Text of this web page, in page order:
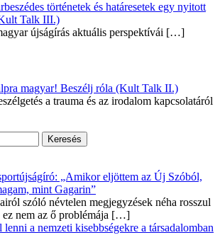
történetek és határesetek egy nyitott
Talk III.)
újságírás aktuális perspektívái […]
magyar! Beszélj róla (Kult Talk II.)
a trauma és az irodalom kapcsolatáról
„Amikor eljöttem az Új Szóból,
mint Gagarin”
szóló névtelen megjegyzések néha rosszul
nem az ő problémája […]
a nemzeti kisebbségekre a társadalomban